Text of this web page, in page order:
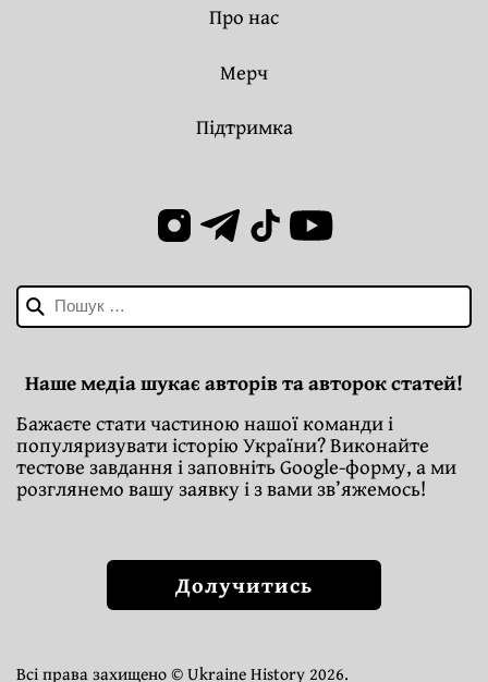
Пошук:
Про нас
Мерч
Підтримка
Наше медіа шукає авторів та авторок статей!
Бажаєте стати частиною нашої команди і
популяризувати історію України? Виконайте
тестове завдання і заповніть Google-форму, а ми
розглянемо вашу заявку і з вами зв’яжемось!
Долучитись
Всі права захищено © Ukraine History 2026.